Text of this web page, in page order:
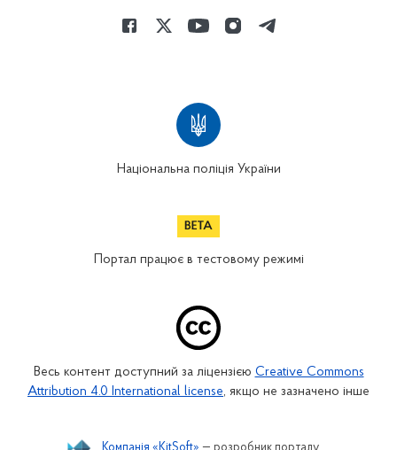
Національна поліція України
Портал працює в тестовому режимі
Весь контент доступний за ліцензією Creative Commons
Attribution 4.0 International license, якщо не зазначено інше